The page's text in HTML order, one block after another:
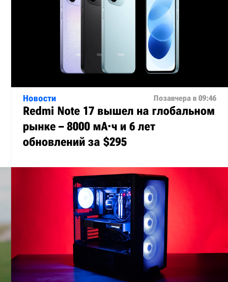
Новости Позавчера в 09:46
Redmi Note 17 вышел на глобальном
рынке – 8000 мА·ч и 6 лет
обновлений за $295